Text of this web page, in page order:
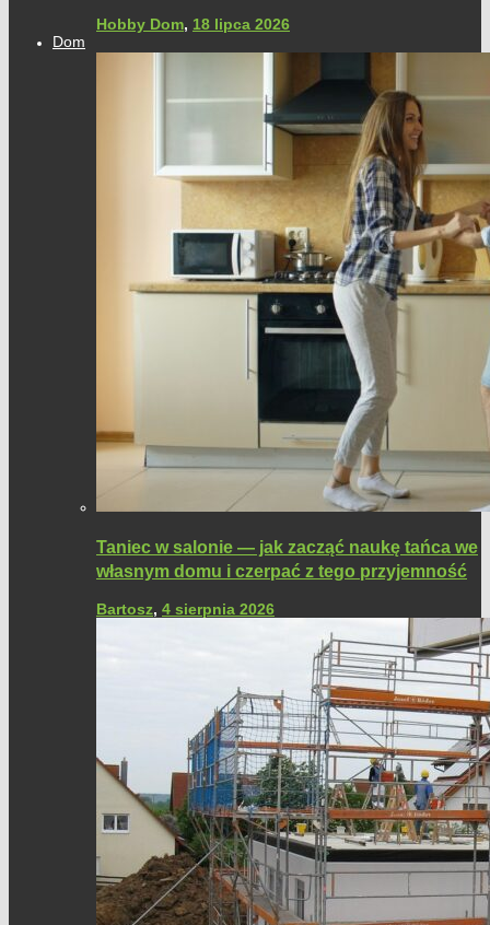
Hobby Dom, 18 lipca 2026
Dom
Taniec w salonie — jak zacząć naukę tańca we
własnym domu i czerpać z tego przyjemność
Bartosz, 4 sierpnia 2026